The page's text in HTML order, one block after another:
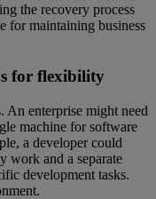
the recovery process
for maintaining business
for flexibility
An enterprise might need
machine for software
a developer could
work and a separate
development tasks.